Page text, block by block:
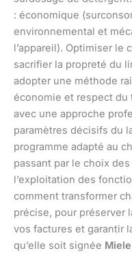
: économique
environnemental et
l’appareil). Optimiser le
sacrifier la propreté du
adopter une méthode
économie et respect
avec une approche
paramètres décisifs du
programme adapté au
passant par le choix
l’exploitation des
comment transformer
précise, pour préserver
vos factures et garantir
qu’elle soit signée Miele